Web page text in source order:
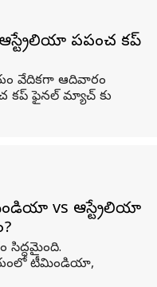
ప్రపంచ కప్
వేదికగా ఆదివారం
కప్ ఫైనల్ మ్యాచ్ కు
vs ఆస్ట్రేలియా
సిద్ధమైంది.
టీమిండియా,